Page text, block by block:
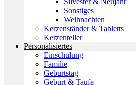
Silvester & Neujahr
Sonstiges
Weihnachten
Kerzenständer & Tabletts
Kerzenteller
Personalisiertes
Einschulung
Familie
Geburtstag
Geburt & Taufe